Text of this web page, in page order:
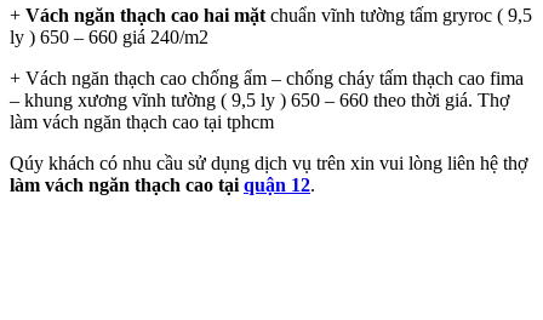
+ Vách ngăn thạch cao hai mặt chuẩn vĩnh tường tấm gryroc ( 9,5
ly ) 650 – 660 giá 240/m2
+ Vách ngăn thạch cao chống ẩm – chống cháy tấm thạch cao fima
– khung xương vĩnh tường ( 9,5 ly ) 650 – 660 theo thời giá. Thợ
làm vách ngăn thạch cao tại tphcm
Qúy khách có nhu cầu sử dụng dịch vụ trên xin vui lòng liên hệ thợ
làm vách ngăn thạch cao tại quận 12.